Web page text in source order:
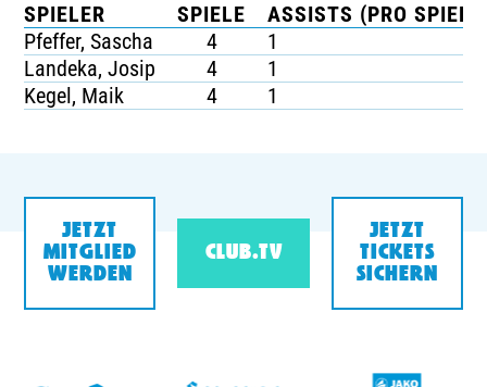
SPIELER SPIELE
ASSISTS (PRO SPIEL)
Pfeffer, Sascha
4
1
Landeka, Josip
4
1
Kegel, Maik
4 1
JETZT
MITGLIED
WERDEN
CLUB.TV
JETZT
TICKETS
SICHERN